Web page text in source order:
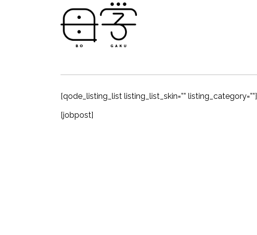
[qode_listing_list listing_list_skin=”” listing_category=””]
[jobpost]